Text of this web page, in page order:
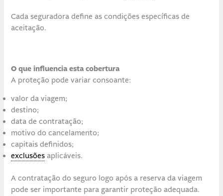
Cada seguradora define as condições específicas de
aceitação.
O que influencia esta cobertura
A proteção pode variar consoante:
valor da viagem;
destino;
data de contratação;
motivo do cancelamento;
capitais definidos;
exclusões aplicáveis.
A contratação do seguro logo após a reserva da viagem
pode ser importante para garantir proteção adequada.